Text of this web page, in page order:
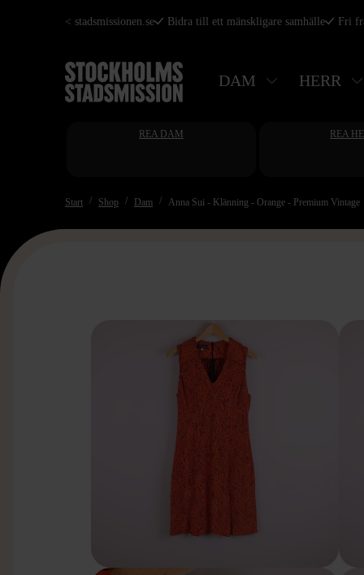
Hoppa
huvudinnehåll
< stadsmissionen.se Bidra till ett mänskligare samhälle Fri
DAM HERR
REA DAM REA
Start Shop Dam Anna Sui - Klänning - Orange - Premium Vintage